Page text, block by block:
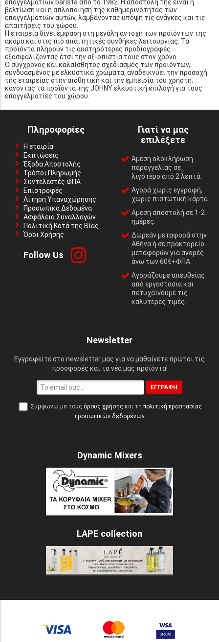
επαγγελματιών barista από το 1982. Η αποστολή της είναι η
βελτίωση και η απλοποίηση της καθημερινότητας των
επαγγελματιών αυτών, λαμβάνοντας υπόψη τις ανάγκες και τις
απαιτήσεις του χώρου.
Η εταιρεία δίνει έμφαση στη μεγάλη αντοχή των προϊόντων της
ακόμα και στις πιο απαιτητικές συνθήκες λειτουργίας. Τα
προϊόντα πληρούν τις αυστηρότερες προδιαγραφές
εξασφαλίζοντας έτσι την αξιοπιστία τους στον χρόνο.
Ο σύγχρονος και καλαίσθητος σχεδιασμός των προϊόντων,
συνδυασμένος με ελκυστικά χρώματα, αναδεικνύει την προσοχή
της εταιρείας στην αισθητική και την εμπειρία του χρήστη,
κάνοντας τα προϊόντα της JOHNY ελκυστική επιλογή για τους
επαγγελματίες του χώρου.
Πληροφορίες
Η εταιρία
Εκπτώσεις
Έξοδα Αποστολής
Τρόποι Πληρωμής
Συντελεστές ΦΠΑ
Επιστροφές
Αίτηση Υπαναχώρησης
Προσωπικά Δεδομένα
Ασφάλεια Συναλλαγών
Πολιτική Κατά της Βίας
Όροι Χρήσης
Follow Us
Γιατί να μας
επιλέξετε
Άμεση ολοκλήρωση
παραγγελίας σε
λιγότερο από 2 λεπτά.
Αγορά χωρίς εγγραφή,
χωρίς πιστωτική κάρτα.
Αμεση αποστολή σε 1-2
ημέρες.
Δωρεάν μεταφορά στην
Αθήνα ή σε πρακτορείο
μεταφορών για αγορές
άνω των 60€+ΦΠΑ.
Αγοράζουμε απευθείας
από εργοστάσια και
πετυχαίνουμε τις
καλύτερες τιμές.
Newsletter
Εγγραφείτε στο newsletter μας για να μαθαίνετε πρώτοι τις
προσφορές και τα νέα μας προϊόντα!
ΕΓΓΡΑΦΉ
Συμφωνώ με τους όρους χρήσης και τη πολιτική προστασίας
προσωπικών δεδομένων
Dynamic Mixers
LAPE collection